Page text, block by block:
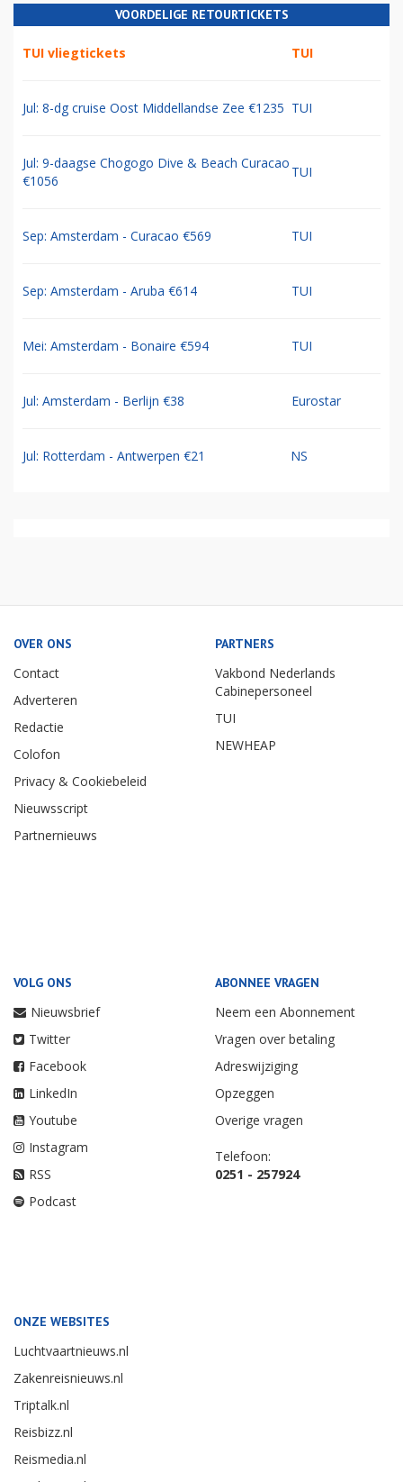
VOORDELIGE RETOURTICKETS
TUI vliegtickets TUI
Jul: 8-dg cruise Oost Middellandse Zee €1235 TUI
Jul: 9-daagse Chogogo Dive & Beach Curacao
€1056
TUI
Sep: Amsterdam - Curacao €569 TUI
Sep: Amsterdam - Aruba €614 TUI
Mei: Amsterdam - Bonaire €594 TUI
Jul: Amsterdam - Berlijn €38 Eurostar
Jul: Rotterdam - Antwerpen €21 NS
OVER ONS
Contact
Adverteren
Redactie
Colofon
Privacy & Cookiebeleid
Nieuwsscript
Partnernieuws
PARTNERS
Vakbond Nederlands
Cabinepersoneel
TUI
NEWHEAP
VOLG ONS
Nieuwsbrief
Twitter
Facebook
LinkedIn
Youtube
Instagram
RSS
Podcast
ABONNEE VRAGEN
Neem een Abonnement
Vragen over betaling
Adreswijziging
Opzeggen
Overige vragen
Telefoon:
0251 - 257924
ONZE WEBSITES
Luchtvaartnieuws.nl
Zakenreisnieuws.nl
Triptalk.nl
Reisbizz.nl
Reismedia.nl